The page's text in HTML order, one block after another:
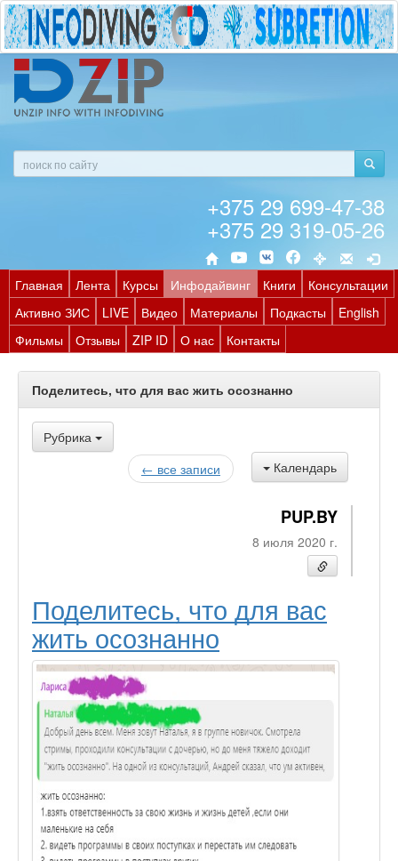
+375 29 699-47-38
+375 29 319-05-26
Главная Лента Курсы Инфодайвинг Книги
Консультации
Активно ЗИС
LIVE Видео Материалы Подкасты
English
Фильмы
Отзывы ZIP ID О нас Контакты
Поделитесь, что для вас жить осознанно
Рубрика
Календарь
← все записи
PUP.BY
8 июля 2020 г.
Поделитесь, что для вас
жить осознанно